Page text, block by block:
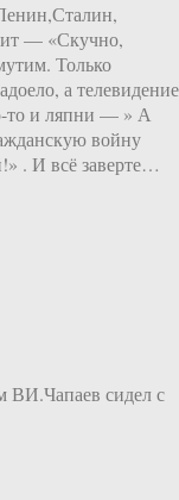
— «Скучно,
Только
а телевидение
то и ляпни — » А
войну
. И всё заверте…
ВИ.Чапаев сидел с